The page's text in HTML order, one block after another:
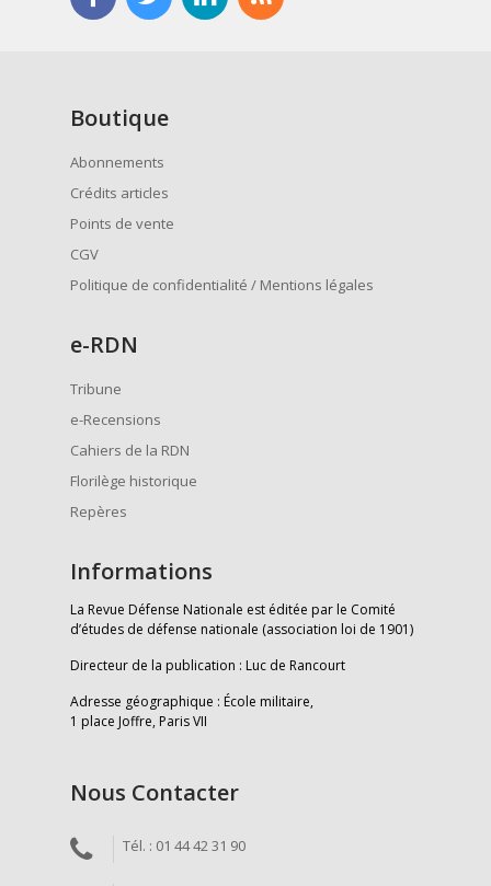
Boutique
Abonnements
Crédits articles
Points de vente
CGV
Politique de confidentialité / Mentions légales
e-RDN
Tribune
e-Recensions
Cahiers de la RDN
Florilège historique
Repères
Informations
La Revue Défense Nationale est éditée par le Comité
d’études de défense nationale (association loi de 1901)
Directeur de la publication : Luc de Rancourt
Adresse géographique : École militaire,
1 place Joffre, Paris VII
Nous Contacter
Tél. : 01 44 42 31 90